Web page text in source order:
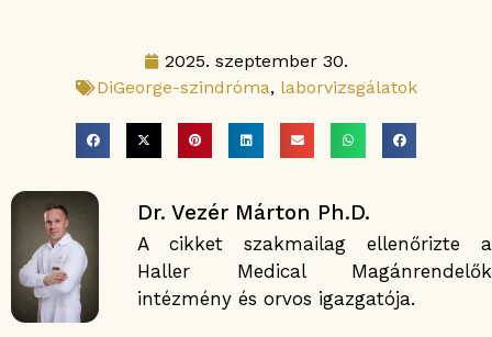
2025. szeptember 30.
DiGeorge-szindróma, laborvizsgálatok
Dr. Vezér Márton Ph.D.
A cikket szakmailag ellenőrizte a
Haller Medical Magánrendelők
intézmény és orvos igazgatója.